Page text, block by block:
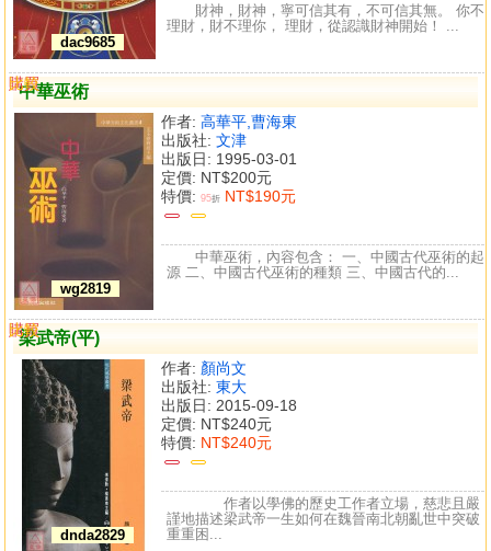
dac9685
財神，財神，寧可信其有，不可信其無。 你不
理財，財不理你， 理財，從認識財神開始！ ...
中華巫術
wg2819
作者: 高華平,曹海東
出版社: 文津
出版日: 1995-03-01
定價: NT$200元
特價: 95折 NT$190元
購買
比較
中華巫術，內容包含： 一、中國古代巫術的起
源 二、中國古代巫術的種類 三、中國古代的...
梁武帝(平)
dnda2829
作者: 顏尚文
出版社: 東大
出版日: 2015-09-18
定價: NT$240元
特價: NT$240元
購買
比較
作者以學佛的歷史工作者立場，慈悲且嚴
謹地描述梁武帝一生如何在魏晉南北朝亂世中突破
重重困...